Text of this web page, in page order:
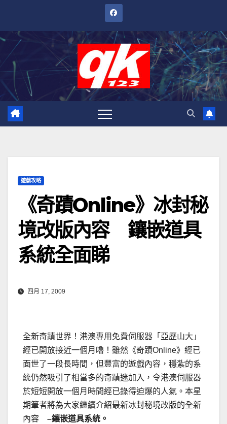
內
遊戲攻略
《奇蹟Online》冰封秘
境改版內容 鑲嵌道具
系統全面睇
四月 17, 2009
全新奇蹟世界！港澳專用免費伺服器「亞歷山大」
經已開放接近一個月嚕！雖然《奇蹟Online》經已
面世了一段長時間，但豐富的遊戲內容，穩紮的系
統仍然吸引了相當多的奇蹟迷加入，令港澳伺服器
於短短開放一個月時間經已錄得迫爆的人氣。 本星
期筆者將為大家繼續介紹最新冰封秘境改版的全新
內容 –鑲嵌道具系統。